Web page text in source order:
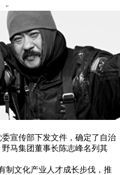
宣传部下发文件，确定了自治
马集团董事长陈志峰名列其
文化产业人才成长步伐，推